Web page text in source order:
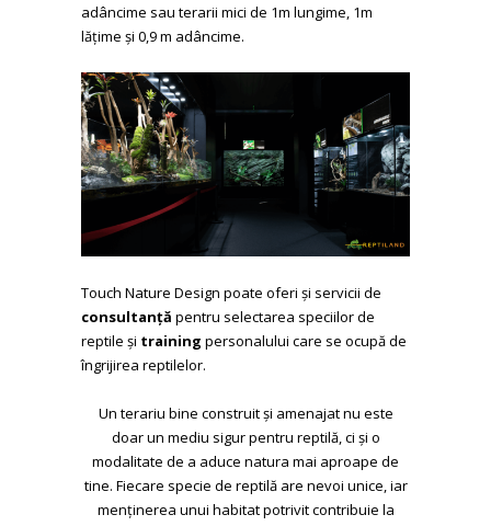
adâncime sau terarii mici de 1m lungime, 1m
lățime și 0,9 m adâncime.
Touch Nature Design poate oferi și servicii de
consultanță pentru selectarea speciilor de
reptile și training personalului care se ocupă de
îngrijirea reptilelor.
Un terariu bine construit și amenajat nu este
doar un mediu sigur pentru reptilă, ci și o
modalitate de a aduce natura mai aproape de
tine. Fiecare specie de reptilă are nevoi unice, iar
menținerea unui habitat potrivit contribuie la